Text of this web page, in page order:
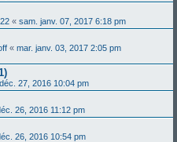
« sam. janv. 07, 2017 6:18 pm
« mar. janv. 03, 2017 2:05 pm
27, 2016 10:04 pm
26, 2016 11:12 pm
26, 2016 10:54 pm